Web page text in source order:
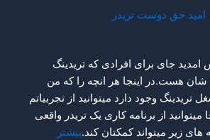
امید حق دوست تریدر
جای برای افرادی که تریدینگ
هست.در اینجا هر انچه را که من
تریدینگ وجود دارد میتوانید از تجربیاتم
میتوانید از برنامه کاری یک تریدر واقعی
زیر میتواند کمکتان کند.بیشتر